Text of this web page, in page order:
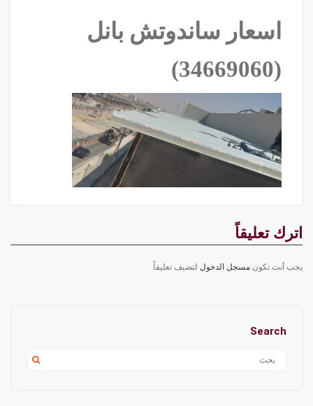
اسعار ساندوتش بانل
‫(34669060)‬ ‫‬
اترك تعليقاً
يجب أنت تكون مسجل الدخول لتضيف تعليقاً.
Search